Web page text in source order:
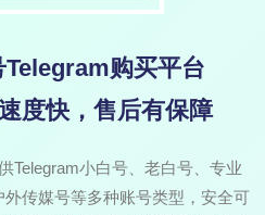
购买平台
度快，售后有保障
Telegram小白号、老白号、专业
传媒号等多种账号类型，安全可